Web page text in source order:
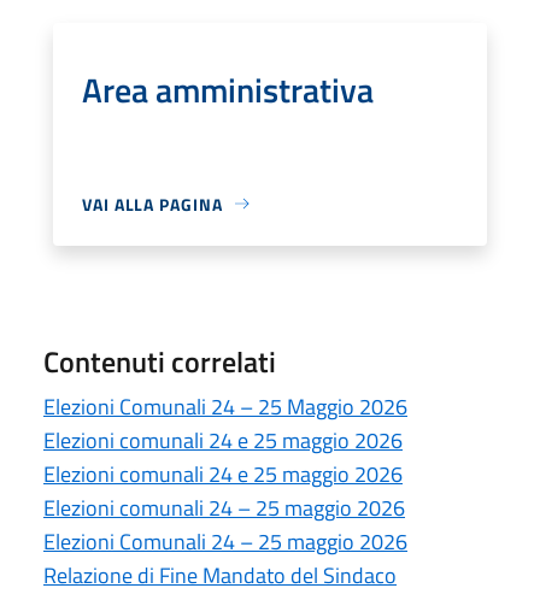
Area amministrativa
VAI ALLA PAGINA
Contenuti correlati
Elezioni Comunali 24 – 25 Maggio 2026
Elezioni comunali 24 e 25 maggio 2026
Elezioni comunali 24 e 25 maggio 2026
Elezioni comunali 24 – 25 maggio 2026
Elezioni Comunali 24 – 25 maggio 2026
Relazione di Fine Mandato del Sindaco